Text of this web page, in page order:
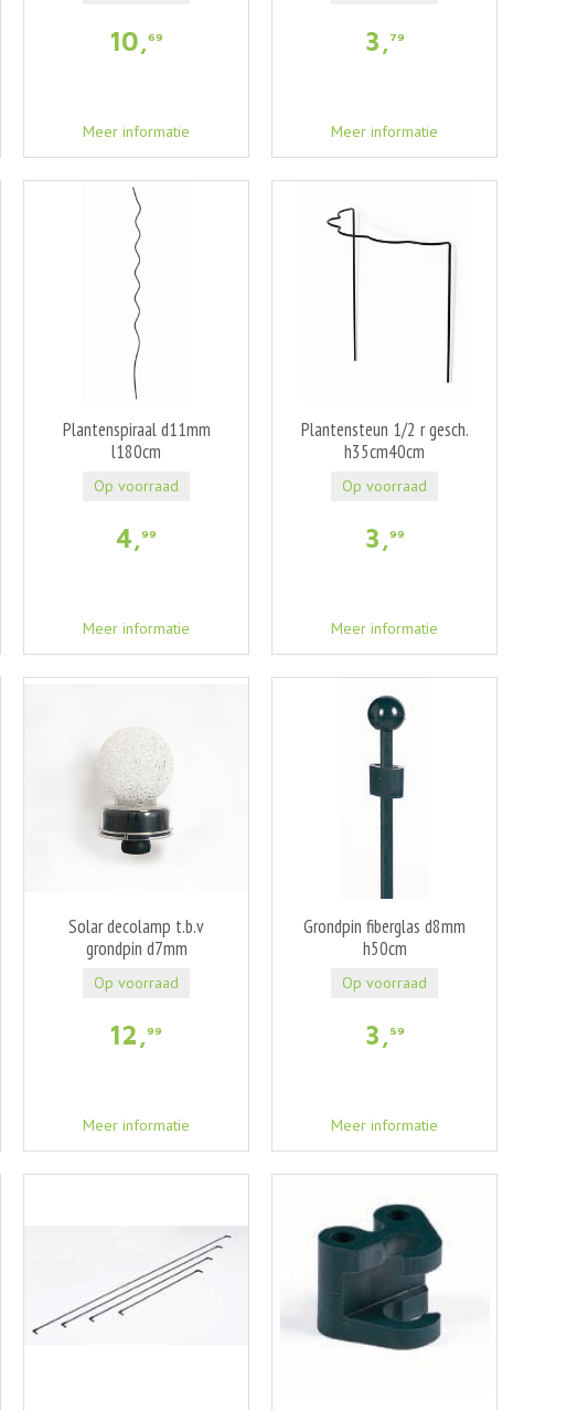
10,69
Meer informatie
3,79
Meer informatie
Plantenspiraal d11mm
l180cm
4,99
Meer informatie
Op voorraad
Plantensteun 1/2 r gesch.
h35cm40cm
3,99
Meer informatie
Op voorraad
Solar decolamp t.b.v
grondpin d7mm
12,99
Meer informatie
Op voorraad
Grondpin fiberglas d8mm
h50cm
3,59
Meer informatie
Op voorraad